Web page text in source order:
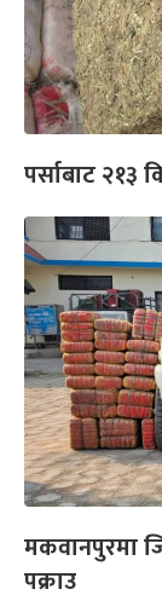
पर्साबाट २१३
मकवानपुरमा
पक्राउ